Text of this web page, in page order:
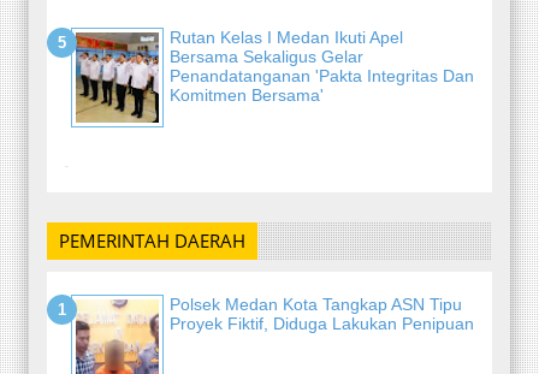
Rutan Kelas I Medan Ikuti Apel
Bersama Sekaligus Gelar
Penandatanganan 'Pakta Integritas Dan
Komitmen Bersama'
-
PEMERINTAH DAERAH
Polsek Medan Kota Tangkap ASN Tipu
Proyek Fiktif, Diduga Lakukan Penipuan